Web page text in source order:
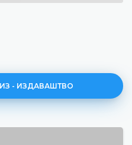
ИЗ - ИЗДАВАШТВО